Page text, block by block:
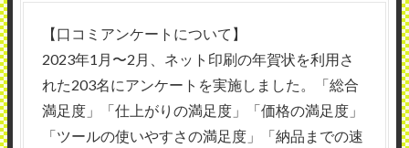
【口コミアンケートについて】
2023年1月〜2月、ネット印刷の年賀状を利用さ
れた203名にアンケートを実施しました。「総合
満足度」「仕上がりの満足度」「価格の満足度」
「ツールの使いやすさの満足度」「納品までの速